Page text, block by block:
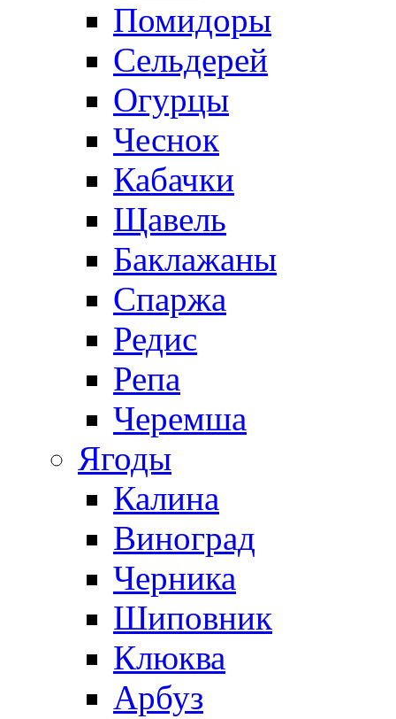
Помидоры
Сельдерей
Огурцы
Чеснок
Кабачки
Щавель
Баклажаны
Спаржа
Редис
Репа
Черемша
Ягоды
Калина
Виноград
Черника
Шиповник
Клюква
Арбуз